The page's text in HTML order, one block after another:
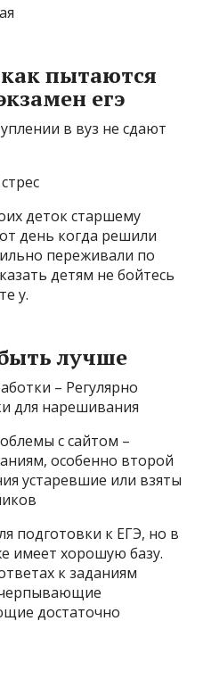
пытаются
егэ
в вуз не сдают
деток старшему
день когда решили
переживали по
детям не бойтесь
у.
лучше
– Регулярно
для нарешивания
с сайтом –
особенно второй
устаревшие или взяты
подготовки к ЕГЭ, но в
имеет хорошую базу.
к заданиям
достаточно